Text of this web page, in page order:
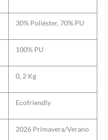
30% Poliéster, 70% PU
100% PU
0, 2 Kg
Ecofriendly
2026 Primavera/Verano